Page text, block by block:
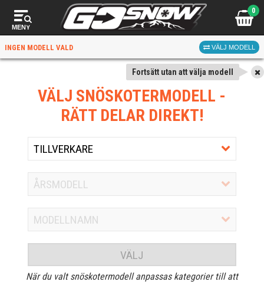
MENY
0
INGEN MODELL VALD VÄLJ MODELL
Fortsätt utan att välja modell
VÄLJ SNÖSKOTERMODELL -
RÄTT DELAR DIREKT!
VÄLJ
När du valt snöskotermodell anpassas kategorier till att